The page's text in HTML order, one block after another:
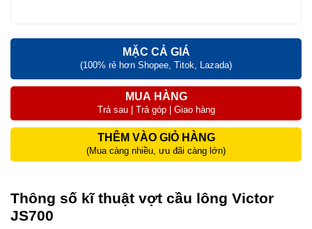
MẶC CẢ GIÁ
(100% rẻ hơn Shopee, Titok, Lazada)
MUA HÀNG
Trả sau | Trả góp | Giao hàng
THÊM VÀO GIỎ HÀNG
(Mua càng nhiều, ưu đãi càng lớn)
Thông số kĩ thuật vợt cầu lông Victor
JS700